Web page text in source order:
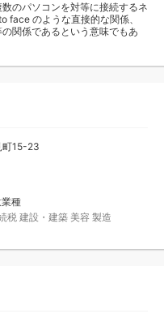
のパソコンを対等に接続するネ
face のような直接的な関係、
関係であるという意味でもあ
町15-23
種
税 建設・建築 美容 製造